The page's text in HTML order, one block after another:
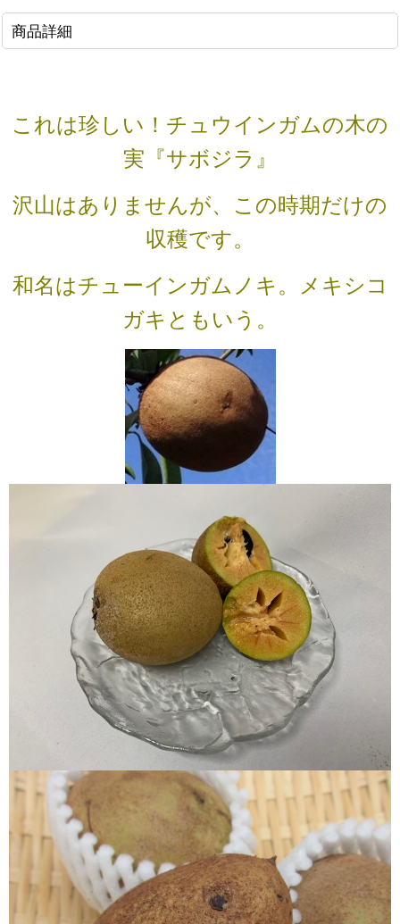
商品詳細
これは珍しい！チュウインガムの木の
実『サボジラ』
沢山はありませんが、この時期だけの
収穫です。
和名はチューインガムノキ。メキシコ
ガキともいう。